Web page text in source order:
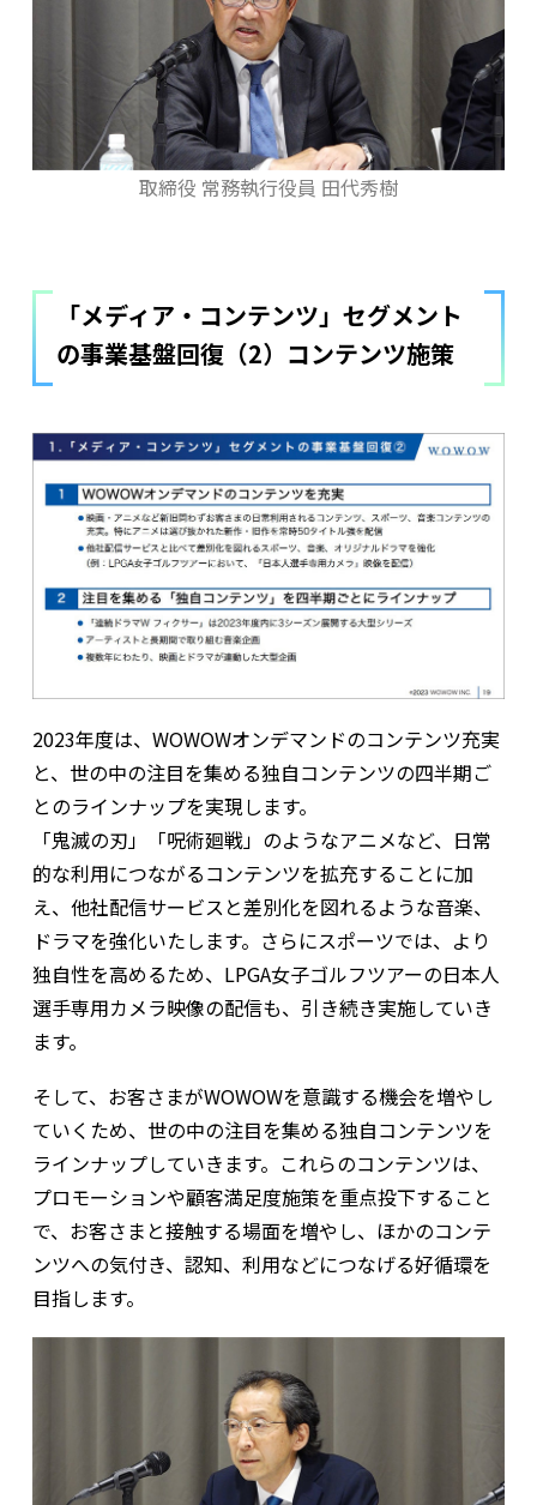
取締役 常務執行役員 田代秀樹
「メディア・コンテンツ」セグメント
の事業基盤回復（2）コンテンツ施策
2023年度は、WOWOWオンデマンドのコンテンツ充実
と、世の中の注目を集める独自コンテンツの四半期ご
とのラインナップを実現します。
「鬼滅の刃」「呪術廻戦」のようなアニメなど、日常
的な利用につながるコンテンツを拡充することに加
え、他社配信サービスと差別化を図れるような音楽、
ドラマを強化いたします。さらにスポーツでは、より
独自性を高めるため、LPGA女子ゴルフツアーの日本人
選手専用カメラ映像の配信も、引き続き実施していき
ます。
そして、お客さまがWOWOWを意識する機会を増やし
ていくため、世の中の注目を集める独自コンテンツを
ラインナップしていきます。これらのコンテンツは、
プロモーションや顧客満足度施策を重点投下すること
で、お客さまと接触する場面を増やし、ほかのコンテ
ンツへの気付き、認知、利用などにつなげる好循環を
目指します。